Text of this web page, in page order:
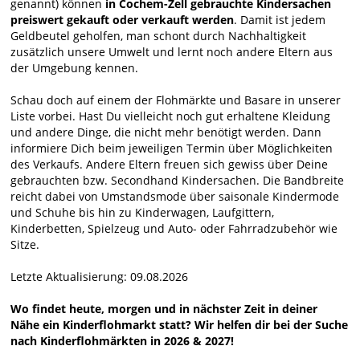
genannt) können in Cochem-Zell gebrauchte Kindersachen
preiswert gekauft oder verkauft werden. Damit ist jedem
Geldbeutel geholfen, man schont durch Nachhaltigkeit
zusätzlich unsere Umwelt und lernt noch andere Eltern aus
der Umgebung kennen.
Schau doch auf einem der Flohmärkte und Basare in unserer
Liste vorbei. Hast Du vielleicht noch gut erhaltene Kleidung
und andere Dinge, die nicht mehr benötigt werden. Dann
informiere Dich beim jeweiligen Termin über Möglichkeiten
des Verkaufs. Andere Eltern freuen sich gewiss über Deine
gebrauchten bzw. Secondhand Kindersachen. Die Bandbreite
reicht dabei von Umstandsmode über saisonale Kindermode
und Schuhe bis hin zu Kinderwagen, Laufgittern,
Kinderbetten, Spielzeug und Auto- oder Fahrradzubehör wie
Sitze.
Letzte Aktualisierung: 09.08.2026
Wo findet heute, morgen und in nächster Zeit in deiner
Nähe ein Kinderflohmarkt statt? Wir helfen dir bei der Suche
nach Kinderflohmärkten in 2026 & 2027!